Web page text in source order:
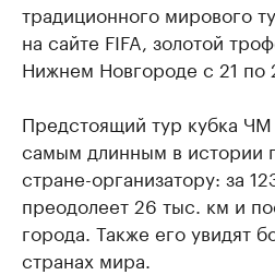
традиционного мирового
на сайте FIFA, золотой
Нижнем Новгороде с 21 по
Предстоящий тур кубка ЧМ
самым длинным в истории
стране-организатору: за
преодолеет 26 тыс. км и
города. Также его увидят
странах мира.